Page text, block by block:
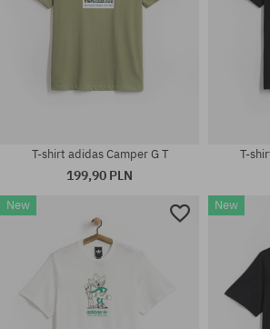
Dostępne rozmiary:
M; L; XL
T-shirt adidas Camper G T
199,90 PLN
T-
New New